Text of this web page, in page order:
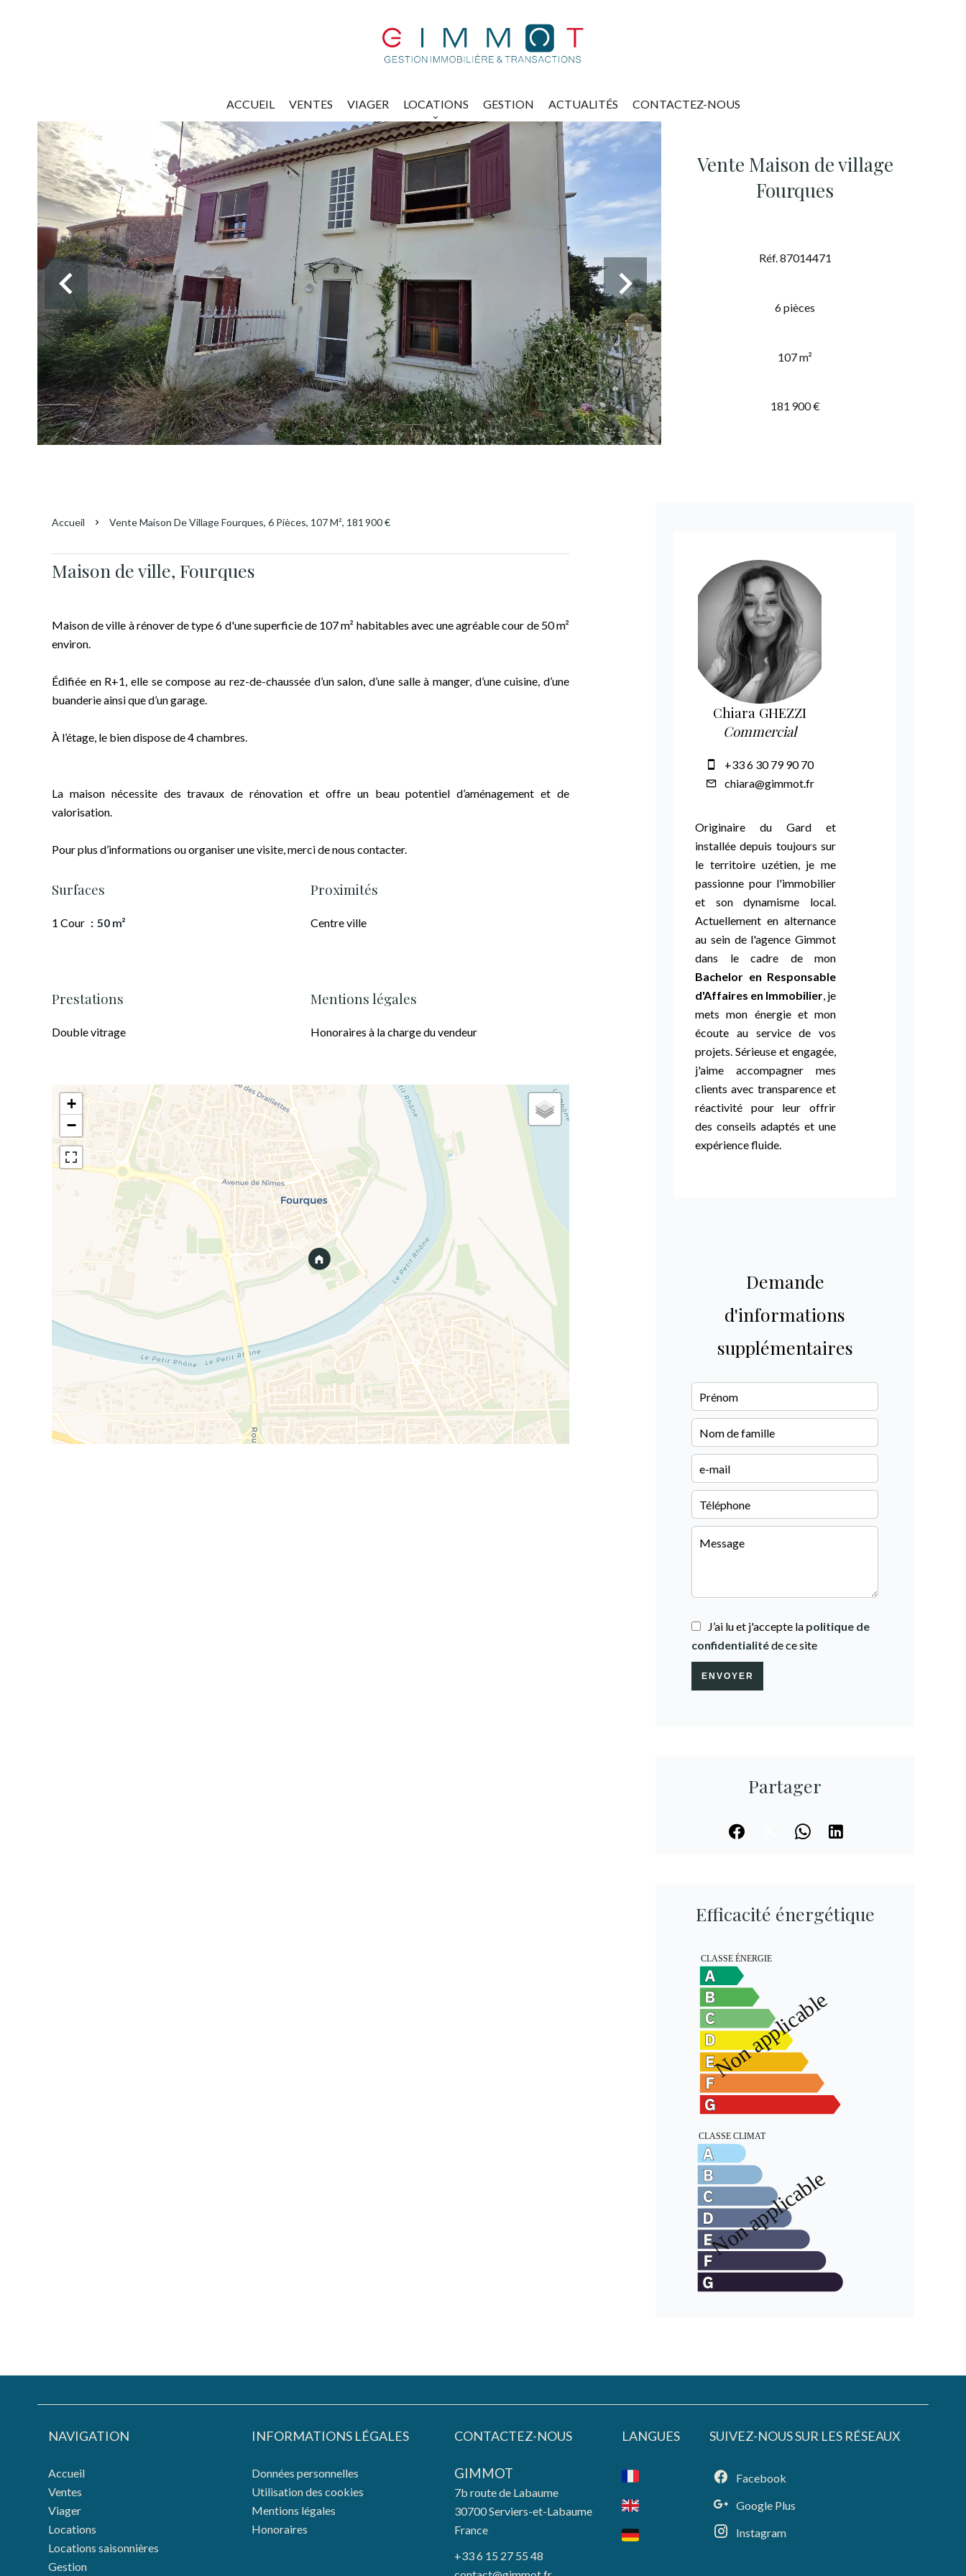
ACCUEIL VENTES VIAGER LOCATIONS GESTION ACTUALITÉS CONTACTEZ-NOUS
Vente Maison de village
Fourques
Réf. 87014471
6 pièces
107 m²
181 900 €
Accueil Vente Maison De Village Fourques, 6 Pièces, 107 M², 181 900 €
Maison de ville, Fourques
Maison de ville à rénover de type 6 d'une superficie de 107 m² habitables avec une agréable cour de 50 m²
environ.
Édifiée en R+1, elle se compose au rez-de-chaussée d’un salon, d’une salle à manger, d’une cuisine, d’une
buanderie ainsi que d’un garage.
À l’étage, le bien dispose de 4 chambres.
La maison nécessite des travaux de rénovation et offre un beau potentiel d’aménagement et de
valorisation.
Pour plus d’informations ou organiser une visite, merci de nous contacter.
Surfaces
1 Cour 50 m²
Proximités
Centre ville
Prestations
Double vitrage
Mentions légales
Honoraires à la charge du vendeur
+
−
Chiara GHEZZI
Commercial
+33 6 30 79 90 70
chiara@gimmot.fr
Originaire du Gard et
installée depuis toujours sur
le territoire uzétien, je me
passionne pour l'immobilier
et son dynamisme local.
Actuellement en alternance
au sein de l'agence Gimmot
dans le cadre de mon
Bachelor en Responsable
d'Affaires en Immobilier, je
mets mon énergie et mon
écoute au service de vos
projets. Sérieuse et engagée,
j'aime accompagner mes
clients avec transparence et
réactivité pour leur offrir
des conseils adaptés et une
expérience fluide.
Demande
d'informations
supplémentaires
J’ai lu et j'accepte la politique de
confidentialitéde ce site
ENVOYER
Partager
Efficacité énergétique
NAVIGATION
Accueil
Ventes
Viager
Locations
Locations saisonnières
Gestion
INFORMATIONS LÉGALES
Données personnelles
Utilisation des cookies
Mentions légales
Honoraires
CONTACTEZ-NOUS
GIMMOT
7b route de Labaume
30700Serviers-et-Labaume
France
+33 6 15 27 55 48
LANGUES SUIVEZ-NOUS SUR LES RÉSEAUX
Facebook
Google Plus
Instagram